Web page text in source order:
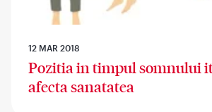
12 MAR 2018
Pozitia in timpul somnului
afecta sanatatea